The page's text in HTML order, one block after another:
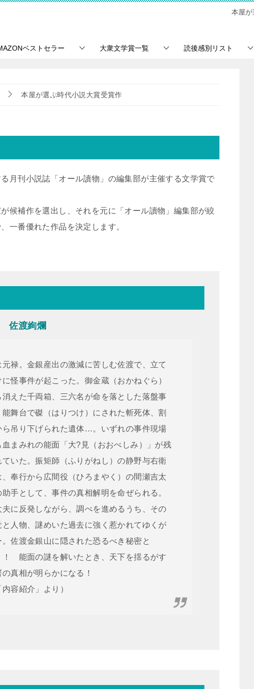
本屋が
ベストセラー 大衆文学賞一覧 読後感別リスト
本屋が選ぶ時代小説大賞受賞作
月刊小説誌「オール讀物」の編集部が主催する文学賞で
候補作を選出し、それを元に「オール讀物」編集部が絞
一番優れた作品を決定します。
佐渡絢爛
元禄。金銀産出の激減に苦しむ佐渡で、立て
に怪事件が起こった。御金蔵（おかねぐら）
消えた千両箱、三六名が命を落とした落盤事
能舞台で磔（はりつけ）にされた斬死体、割
ら吊り下げられた遺体…。いずれの事件現場
血まみれの能面「大?見（おおべしみ）」が残
ていた。振矩師（ふりがねし）の静野与右衛
、奉行から広間役（ひろまやく）の間瀬吉太
助手として、事件の真相解明を命ぜられる。
夫に反発しながら、調べを進めるうち、その
と人物、謎めいた過去に強く惹かれてゆくが
。佐渡金銀山に隠された恐るべき秘密と
！ 能面の謎を解いたとき、天下を揺るがす
の真相が明らかになる！
内容紹介」より）